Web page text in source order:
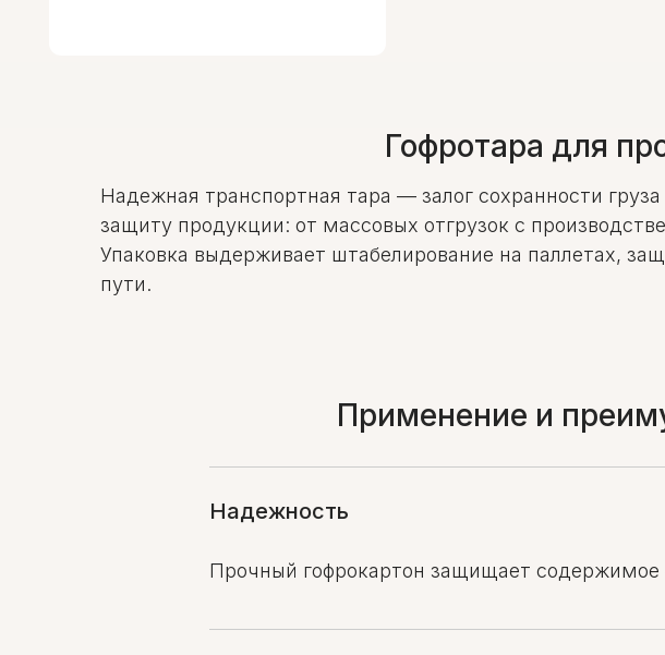
Гофротара для
Надежная транспортная тара — залог сохранности
защиту продукции: от массовых отгрузок с
Упаковка выдерживает штабелирование на паллетах,
пути.
Применение и
Надежность
Прочный гофрокартон защищает содержимое